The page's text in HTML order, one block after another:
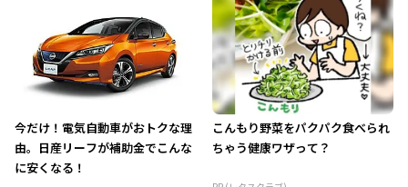
今だけ！電気自動車がおトクな理
由。日産リーフが補助金でこんな
に安くなる！
こんもり野菜をパクパク食べられ
ちゃう健康ワザって？